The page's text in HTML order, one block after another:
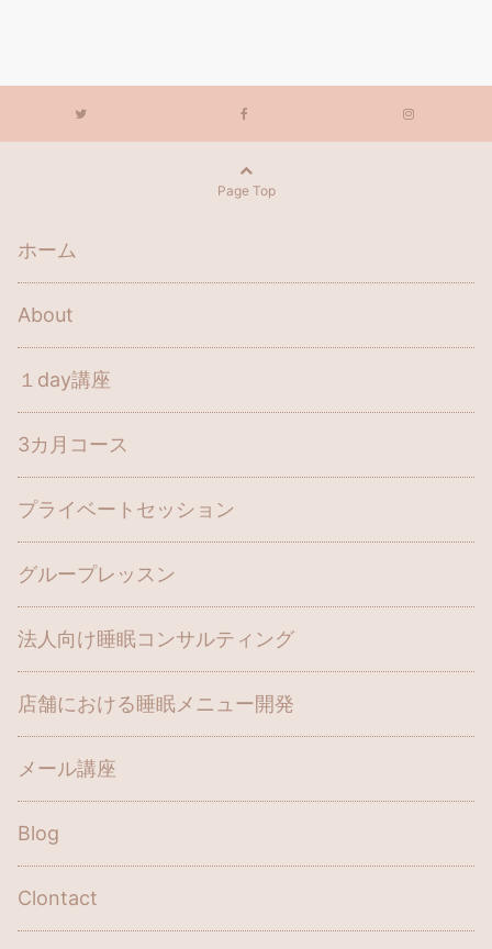
Page Top
ホーム
About
１day講座
3カ月コース
プライベートセッション
グループレッスン
法人向け睡眠コンサルティング
店舗における睡眠メニュー開発
メール講座
Blog
Clontact